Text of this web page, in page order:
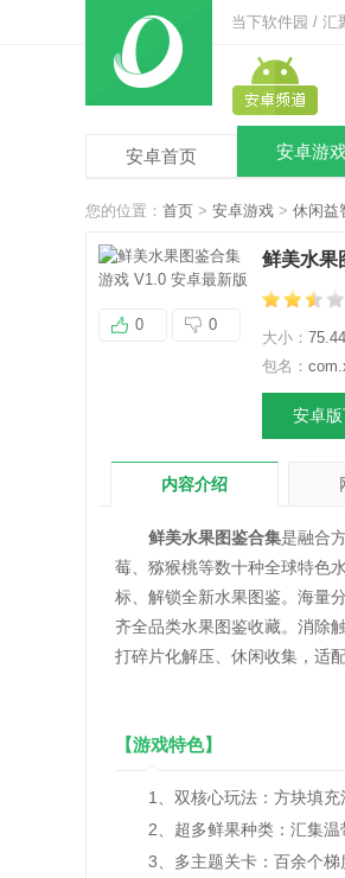
当下软件园 / 汇
安卓首页 安卓游
您的位置： 首页 > 安卓游戏 > 休闲益
0 0
鲜美水果
大小：
包名：
安卓
内容介绍
鲜美水果图鉴合集是融合
莓、猕猴桃等数十种全球特色
标、解锁全新水果图鉴。海量
齐全品类水果图鉴收藏。消除
打碎片化解压、休闲收集，适
【游戏特色】
1、双核心玩法：方块填充
2、超多鲜果种类：汇集温
3、多主题关卡：百余个梯度